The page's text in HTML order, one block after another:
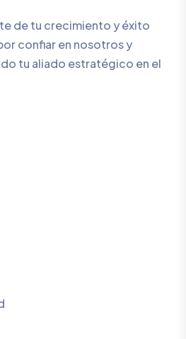
de tu crecimiento y éxito
confiar en nosotros y
tu aliado estratégico en el